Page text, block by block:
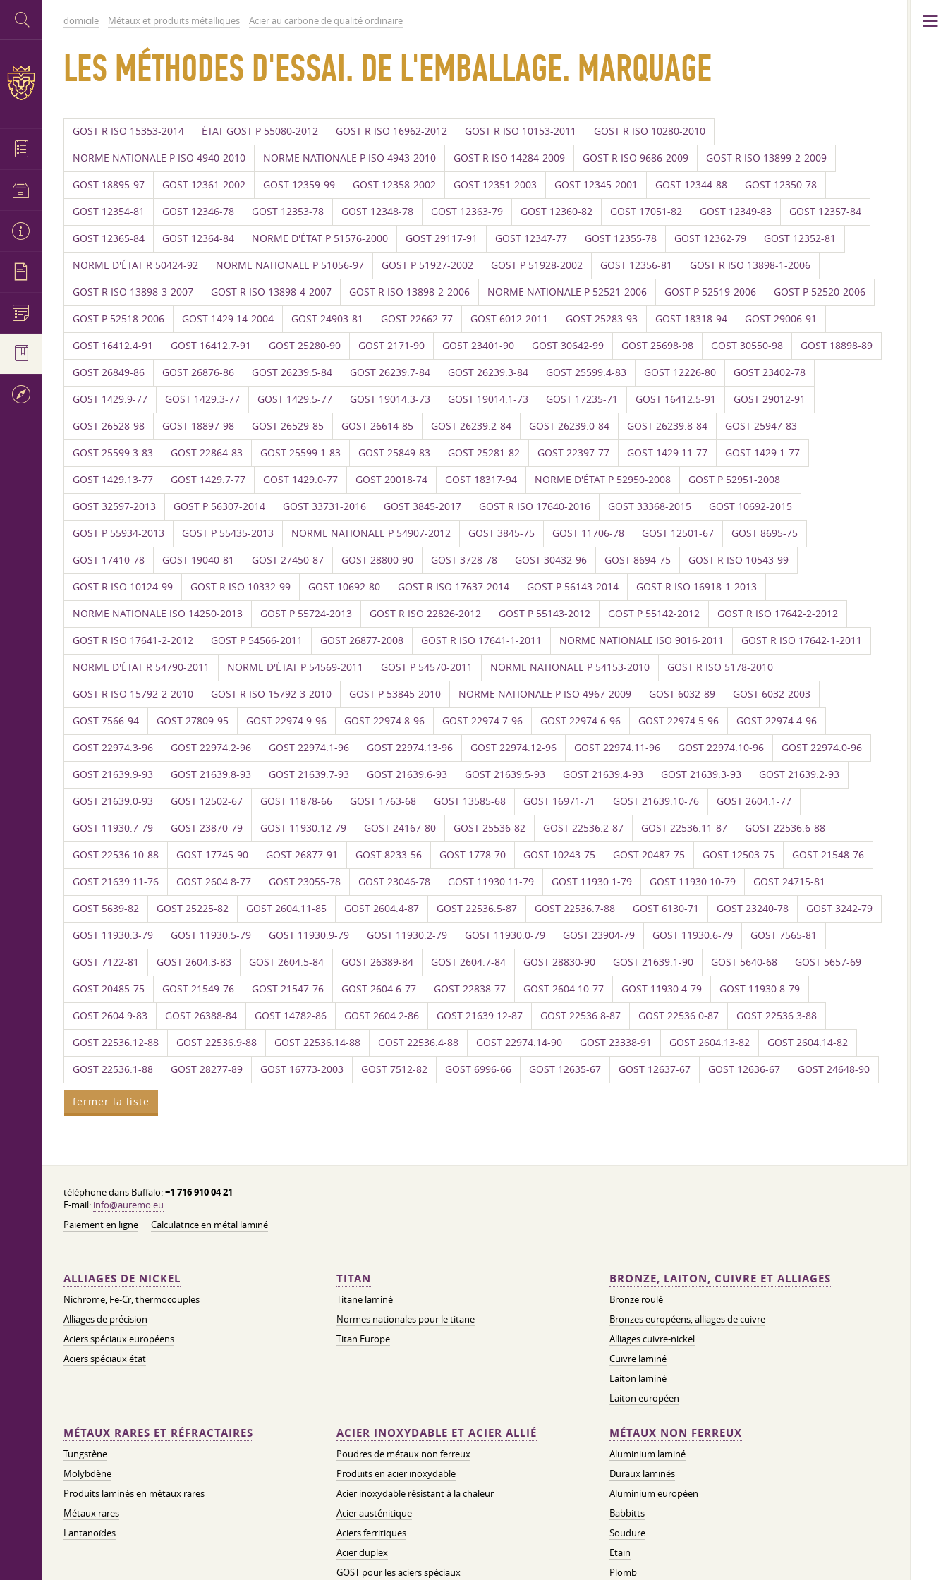
domicile Métaux et produits métalliques Acier au carbone de qualité ordinaire
LES MÉTHODES D'ESSAI. DE L'EMBALLAGE. MARQUAGE
GOST R ISO 15353-2014 ÉTAT GOST P 55080-2012 GOST R ISO 16962-2012 GOST R ISO 10153-2011 GOST R ISO 10280-2010
NORME NATIONALE P ISO 4940-2010 NORME NATIONALE P ISO 4943-2010 GOST R ISO 14284-2009 GOST R ISO 9686-2009 GOST R ISO 13899-2-2009
GOST 18895-97 GOST 12361-2002 GOST 12359-99 GOST 12358-2002 GOST 12351-2003 GOST 12345-2001 GOST 12344-88 GOST 12350-78
GOST 12354-81 GOST 12346-78 GOST 12353-78 GOST 12348-78 GOST 12363-79 GOST 12360-82 GOST 17051-82 GOST 12349-83 GOST 12357-84
GOST 12365-84 GOST 12364-84 NORME D'ÉTAT P 51576-2000 GOST 29117-91 GOST 12347-77 GOST 12355-78 GOST 12362-79 GOST 12352-81
NORME D'ÉTAT R 50424-92 NORME NATIONALE P 51056-97 GOST P 51927-2002 GOST P 51928-2002 GOST 12356-81 GOST R ISO 13898-1-2006
GOST R ISO 13898-3-2007 GOST R ISO 13898-4-2007 GOST R ISO 13898-2-2006 NORME NATIONALE P 52521-2006 GOST P 52519-2006 GOST P 52520-2006
GOST P 52518-2006 GOST 1429.14-2004 GOST 24903-81 GOST 22662-77 GOST 6012-2011 GOST 25283-93 GOST 18318-94 GOST 29006-91
GOST 16412.4-91 GOST 16412.7-91 GOST 25280-90 GOST 2171-90 GOST 23401-90 GOST 30642-99 GOST 25698-98 GOST 30550-98 GOST 18898-89
GOST 26849-86 GOST 26876-86 GOST 26239.5-84 GOST 26239.7-84 GOST 26239.3-84 GOST 25599.4-83 GOST 12226-80 GOST 23402-78
GOST 1429.9-77 GOST 1429.3-77 GOST 1429.5-77 GOST 19014.3-73 GOST 19014.1-73 GOST 17235-71 GOST 16412.5-91 GOST 29012-91
GOST 26528-98 GOST 18897-98 GOST 26529-85 GOST 26614-85 GOST 26239.2-84 GOST 26239.0-84 GOST 26239.8-84 GOST 25947-83
GOST 25599.3-83 GOST 22864-83 GOST 25599.1-83 GOST 25849-83 GOST 25281-82 GOST 22397-77 GOST 1429.11-77 GOST 1429.1-77
GOST 1429.13-77 GOST 1429.7-77 GOST 1429.0-77 GOST 20018-74 GOST 18317-94 NORME D'ÉTAT P 52950-2008 GOST P 52951-2008
GOST 32597-2013 GOST P 56307-2014 GOST 33731-2016 GOST 3845-2017 GOST R ISO 17640-2016 GOST 33368-2015 GOST 10692-2015
GOST P 55934-2013 GOST P 55435-2013 NORME NATIONALE P 54907-2012 GOST 3845-75 GOST 11706-78 GOST 12501-67 GOST 8695-75
GOST 17410-78 GOST 19040-81 GOST 27450-87 GOST 28800-90 GOST 3728-78 GOST 30432-96 GOST 8694-75 GOST R ISO 10543-99
GOST R ISO 10124-99 GOST R ISO 10332-99 GOST 10692-80 GOST R ISO 17637-2014 GOST P 56143-2014 GOST R ISO 16918-1-2013
NORME NATIONALE ISO 14250-2013 GOST P 55724-2013 GOST R ISO 22826-2012 GOST P 55143-2012 GOST P 55142-2012 GOST R ISO 17642-2-2012
GOST R ISO 17641-2-2012 GOST P 54566-2011 GOST 26877-2008 GOST R ISO 17641-1-2011 NORME NATIONALE ISO 9016-2011 GOST R ISO 17642-1-2011
NORME D'ÉTAT R 54790-2011 NORME D'ÉTAT P 54569-2011 GOST P 54570-2011 NORME NATIONALE P 54153-2010 GOST R ISO 5178-2010
GOST R ISO 15792-2-2010 GOST R ISO 15792-3-2010 GOST P 53845-2010 NORME NATIONALE P ISO 4967-2009 GOST 6032-89 GOST 6032-2003
GOST 7566-94 GOST 27809-95 GOST 22974.9-96 GOST 22974.8-96 GOST 22974.7-96 GOST 22974.6-96 GOST 22974.5-96 GOST 22974.4-96
GOST 22974.3-96 GOST 22974.2-96 GOST 22974.1-96 GOST 22974.13-96 GOST 22974.12-96 GOST 22974.11-96 GOST 22974.10-96 GOST 22974.0-96
GOST 21639.9-93 GOST 21639.8-93 GOST 21639.7-93 GOST 21639.6-93 GOST 21639.5-93 GOST 21639.4-93 GOST 21639.3-93 GOST 21639.2-93
GOST 21639.0-93 GOST 12502-67 GOST 11878-66 GOST 1763-68 GOST 13585-68 GOST 16971-71 GOST 21639.10-76 GOST 2604.1-77
GOST 11930.7-79 GOST 23870-79 GOST 11930.12-79 GOST 24167-80 GOST 25536-82 GOST 22536.2-87 GOST 22536.11-87 GOST 22536.6-88
GOST 22536.10-88 GOST 17745-90 GOST 26877-91 GOST 8233-56 GOST 1778-70 GOST 10243-75 GOST 20487-75 GOST 12503-75 GOST 21548-76
GOST 21639.11-76 GOST 2604.8-77 GOST 23055-78 GOST 23046-78 GOST 11930.11-79 GOST 11930.1-79 GOST 11930.10-79 GOST 24715-81
GOST 5639-82 GOST 25225-82 GOST 2604.11-85 GOST 2604.4-87 GOST 22536.5-87 GOST 22536.7-88 GOST 6130-71 GOST 23240-78 GOST 3242-79
GOST 11930.3-79 GOST 11930.5-79 GOST 11930.9-79 GOST 11930.2-79 GOST 11930.0-79 GOST 23904-79 GOST 11930.6-79 GOST 7565-81
GOST 7122-81 GOST 2604.3-83 GOST 2604.5-84 GOST 26389-84 GOST 2604.7-84 GOST 28830-90 GOST 21639.1-90 GOST 5640-68 GOST 5657-69
GOST 20485-75 GOST 21549-76 GOST 21547-76 GOST 2604.6-77 GOST 22838-77 GOST 2604.10-77 GOST 11930.4-79 GOST 11930.8-79
GOST 2604.9-83 GOST 26388-84 GOST 14782-86 GOST 2604.2-86 GOST 21639.12-87 GOST 22536.8-87 GOST 22536.0-87 GOST 22536.3-88
GOST 22536.12-88 GOST 22536.9-88 GOST 22536.14-88 GOST 22536.4-88 GOST 22974.14-90 GOST 23338-91 GOST 2604.13-82 GOST 2604.14-82
GOST 22536.1-88 GOST 28277-89 GOST 16773-2003 GOST 7512-82 GOST 6996-66 GOST 12635-67 GOST 12637-67 GOST 12636-67 GOST 24648-90
fermer la liste
téléphone dans Buffalo:+1 716 910 04 21
E-mail: info@auremo.eu
Paiement en ligne
Calculatrice en métal laminé
ALLIAGES DE NICKEL
Nichrome, Fe-Cr, thermocouples
Alliages de précision
Aciers spéciaux européens
Aciers spéciaux état
TITAN
Titane laminé
Normes nationales pour le titane
Titan Europe
BRONZE, LAITON, CUIVRE ET ALLIAGES
Bronze roulé
Bronzes européens, alliages de cuivre
Alliages cuivre-nickel
Cuivre laminé
Laiton laminé
Laiton européen
MÉTAUX RARES ET RÉFRACTAIRES
Tungstène
Molybdène
Produits laminés en métaux rares
Métaux rares
Lantanoïdes
ACIER INOXYDABLE ET ACIER ALLIÉ
Poudres de métaux non ferreux
Produits en acier inoxydable
Acier inoxydable résistant à la chaleur
Acier austénitique
Aciers ferritiques
Acier duplex
GOST pour les aciers spéciaux
MÉTAUX NON FERREUX
Aluminium laminé
Duraux laminés
Aluminium européen
Babbitts
Soudure
Etain
Plomb